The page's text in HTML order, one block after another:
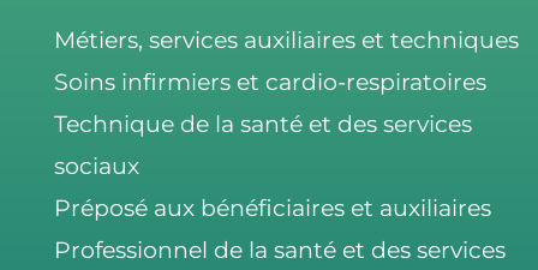
Métiers, services auxiliaires et techniques
Soins infirmiers et cardio-respiratoires
Technique de la santé et des services
sociaux
Préposé aux bénéficiaires et auxiliaires
Professionnel de la santé et des services